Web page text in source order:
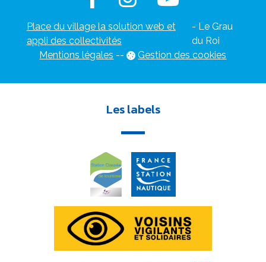
Place du village la solution web et
appli des collectivités
- Le Grau
du Roi
Mentions légales -- Gestion des cookies
Les labels